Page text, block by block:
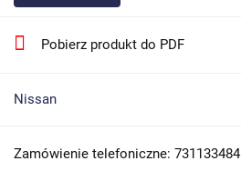
Pobierz produkt do PDF
Nissan
Zamówienie telefoniczne: 731133484